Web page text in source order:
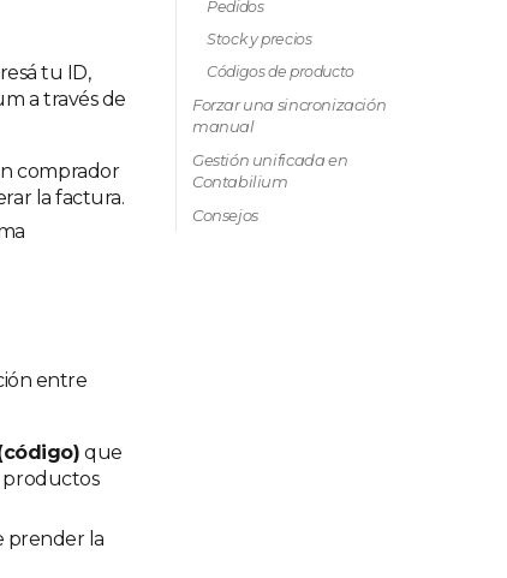
tu ID,
a través de
comprador
la factura.
entre
que
productos
prender la
Pedidos
Stock y precios
Códigos de producto
Forzar una sincronización
manual
Gestión unificada en
Contabilium
Consejos